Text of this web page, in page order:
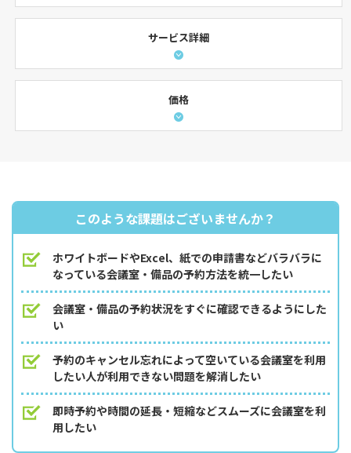
サービス詳細
価格
このような課題はございませんか？
ホワイトボードやExcel、紙での申請書などバラバラに
なっている会議室・備品の予約方法を統一したい
会議室・備品の予約状況をすぐに確認できるようにした
い
予約のキャンセル忘れによって空いている会議室を利用
したい人が利用できない問題を解消したい
即時予約や時間の延長・短縮などスムーズに会議室を利
用したい